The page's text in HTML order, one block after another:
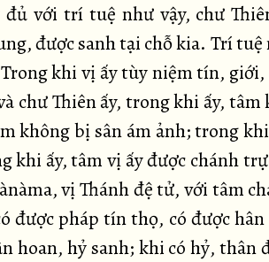
đủ với trí tuệ như vậy, chư
được sanh tại chỗ kia. Trí tuệ
khi vị ấy tùy niệm tín,
chư Thiên ấy, trong khi ấy,
không bị sân ám ảnh; trong
khi ấy, tâm vị ấy được chánh
vị Thánh đệ tử, với tâm
được pháp tín thọ, có được
hoan, hỷ sanh; khi có hỷ,